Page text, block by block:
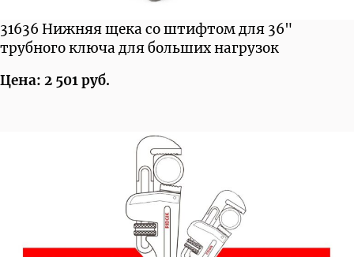
31636 Нижняя щека со штифтом для 36"
трубного ключа для больших нагрузок
Цена: 2 501 руб.